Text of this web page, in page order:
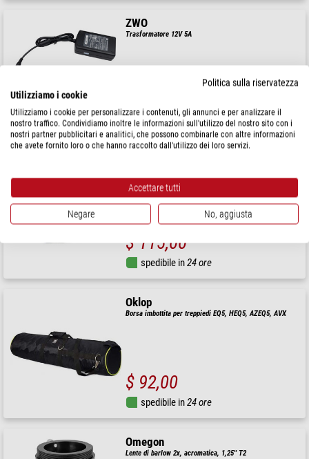
ZWO
Trasformatore 12V 5A
Prezzo di vendita consigliato: $ 69,00
$ 62,00
spedibile in24 ore
$ 115,00
spedibile in24 ore
Oklop
Borsa imbottita per treppiedi EQ5, HEQ5, AZEQ5, AVX
$ 92,00
spedibile in24 ore
Omegon
Lente di barlow 2x, acromatica, 1,25'' T2
Politica sulla riservatezza
Utilizziamo i cookie
Utilizziamo i cookie per personalizzare i contenuti, gli annunci e per analizzare il
nostro traffico. Condividiamo inoltre le informazioni sull'utilizzo del nostro sito con i
nostri partner pubblicitari e analitici, che possono combinarle con altre informazioni
che avete fornito loro o che hanno raccolto dall'utilizzo dei loro servizi.
Accettare tutti
Negare No, aggiusta